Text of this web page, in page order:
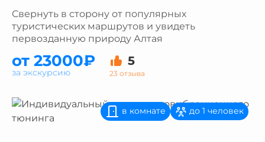
Свернуть в сторону от популярных
туристических маршрутов и увидеть
первозданную природу Алтая
от 23000₽ 5
23 отзыва
за экскурсию
в комнате до 1 человек